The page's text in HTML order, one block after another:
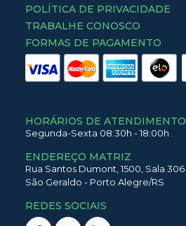
POLÍTICA DE PRIVACIDADE
TRABALHE CONOSCO
FORMAS DE PAGAMENTO
HORÁRIOS DE ATENDIMENTO
Segunda-Sexta 08:30h - 18:00h
ENDEREÇO MATRIZ
Rua Santos Dumont,1500, Sala 306
São Geraldo - Porto Alegre/RS
REDES SOCIAIS